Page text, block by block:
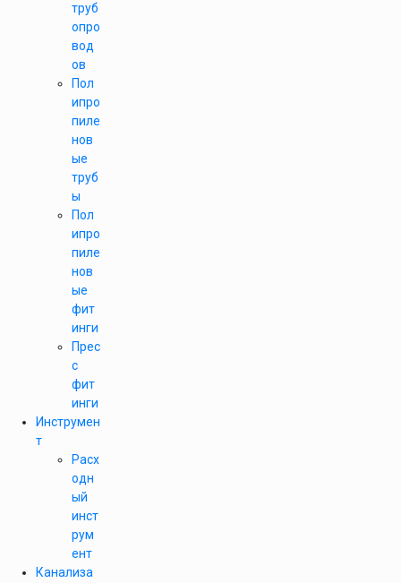
труб
опро
вод
ов
Пол
ипро
пиле
нов
ые
труб
ы
Пол
ипро
пиле
нов
ые
фит
инги
Прес
с
фит
инги
Инструмен
т
Расх
одн
ый
инст
рум
ент
Канализа